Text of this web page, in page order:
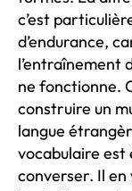
c’est
d’endurance,
l’entraînement
ne fonctionne.
construire un
langue
vocabulaire est
converser. Il en